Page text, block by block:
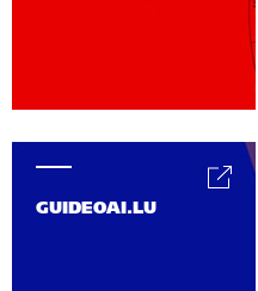
GUIDEOAI.LU